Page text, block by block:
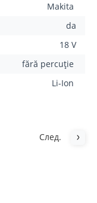
Makita
da
18 V
fără percuție
Li-Ion
След.